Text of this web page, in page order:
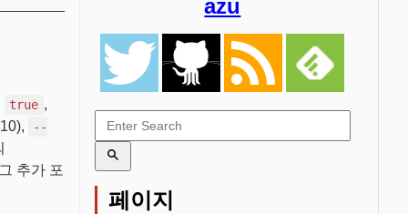
true ,
--
추가 포
azu
페이지